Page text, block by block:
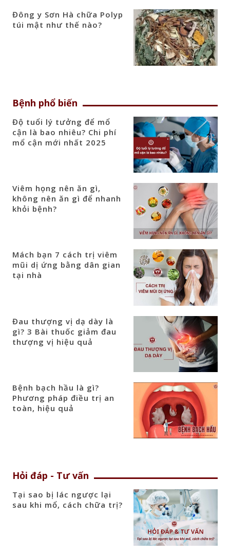
Đông y Sơn Hà chữa Polyp
túi mật như thế nào?
Bệnh phổ biến
Độ tuổi lý tưởng để mổ
cận là bao nhiêu? Chi phí
mổ cận mới nhất 2025
Viêm họng nên ăn gì,
không nên ăn gì để nhanh
khỏi bệnh?
Mách bạn 7 cách trị viêm
mũi dị ứng bằng dân gian
tại nhà
Đau thượng vị dạ dày là
gì? 3 Bài thuốc giảm đau
thượng vị hiệu quả
Bệnh bạch hầu là gì?
Phương pháp điều trị an
toàn, hiệu quả
Hỏi đáp - Tư vấn
Tại sao bị lác ngược lại
sau khi mổ, cách chữa trị?